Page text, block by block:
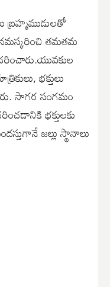
తమతమ
భక్తులు
సాగర సంగమం
భక్తులకు
జల్లు స్థానాలు